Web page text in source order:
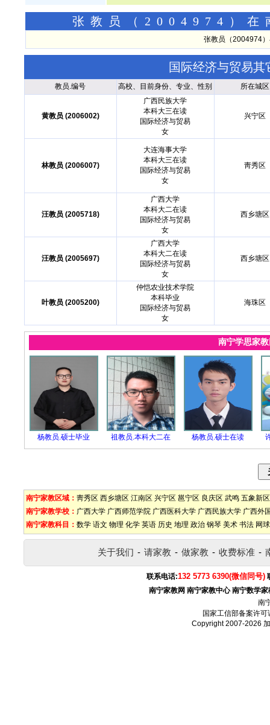
张教员（2004974）在
张教员（2004974
国际经济与贸易其
教员.编号 高校、目前身份、专业、性别 所在城区
黄教员 (2006002)
广西民族大学
本科大三在读
国际经济与贸易
女
兴宁区
林教员 (2006007)
大连海事大学
本科大三在读
国际经济与贸易
女
靑秀区
汪教员 (2005718)
广西大学
本科大二在读
国际经济与贸易
女
西乡塘区
汪教员 (2005697)
广西大学
本科大二在读
国际经济与贸易
女
西乡塘区
叶教员 (2005200)
仲恺农业技术学院
本科毕业
国际经济与贸易
女
海珠区
南宁学思家
杨教员.硕士毕业 祖教员.本科大二在 杨教员.硕士在读
南宁家教区域： 靑秀区 西乡塘区 江南区 兴宁区 邕宁区 良庆区 武鸣 五象新区
南宁家教学校： 广西大学 广西师范学院 广西医科大学 广西民族大学 广西外
南宁家教科目： 数学 语文 物理 化学 英语 历史 地理 政治 钢琴 美术 书法 网球
关于我们 - 请家教 - 做家教 - 收费标准 -
联系电话:132 5773 6390(微信同号)
南宁家教网 南宁家教中心 南宁数学家
南
国家工信部备案许可
Copyright 2007-2026